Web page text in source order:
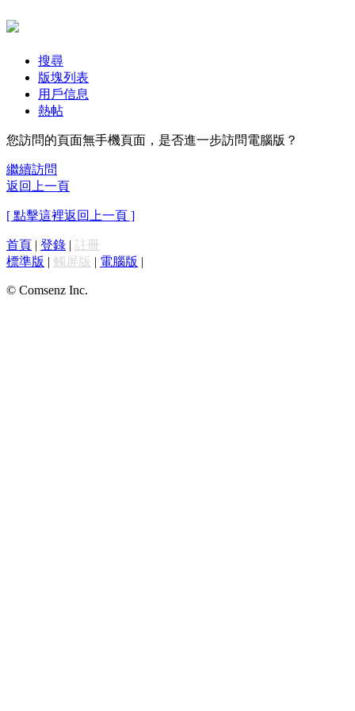
搜尋
版塊列表
用戶信息
熱帖
您訪問的頁面無手機頁面，是否進一步訪問電腦版？
繼續訪問
返回上一頁
[ 點擊這裡返回上一頁 ]
首頁 | 登錄 | 註冊
標準版 | 觸屏版 | 電腦版 |
© Comsenz Inc.